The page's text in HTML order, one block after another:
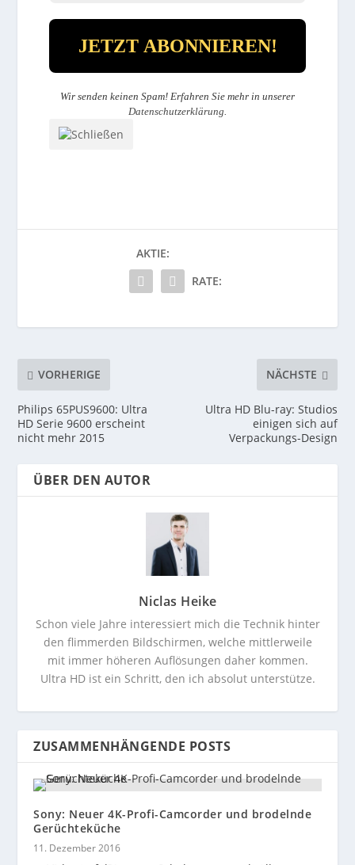
Wir senden keinen Spam! Erfahren Sie mehr in unserer
Datenschutzerklärung
AKTIE:
RATE:
VORHERIGE
Philips 65PUS9600: Ultra
HD Serie 9600 erscheint
nicht mehr 2015
NÄCHSTE
Ultra HD Blu-ray: Studios
einigen sich auf
Verpackungs-Design
ÜBER DEN AUTOR
Niclas Heike
Schon viele Jahre interessiert mich die Technik hinter
den flimmerden Bildschirmen, welche mittlerweile
mit immer höheren Auflösungen daher kommen.
Ultra HD ist ein Schritt, den ich absolut unterstütze.
ZUSAMMENHÄNGENDE POSTS
Sony: Neuer 4K-Profi-Camcorder und brodelnde
Gerüchteküche
11. Dezember 2016